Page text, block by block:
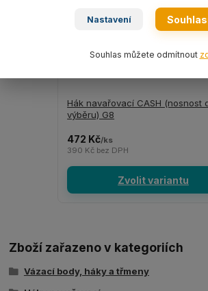
Hák navařovací CASH (nosnost
výběru) G8
472 Kč/ks
390 Kč bez DPH
Zvolit variantu
Zboží zařazeno v kategoriích
Vázací body, háky a třmeny
Nastavení
Souhlas můžete odmítnout